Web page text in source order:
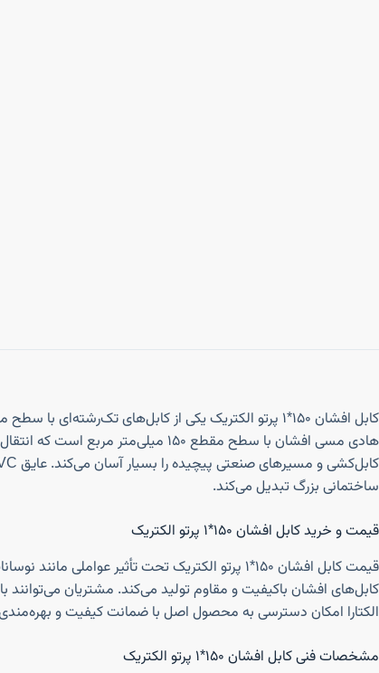
کابل افشان ۱۵۰*۱ پرتو الکتریک یکی از کابل‌های
هادی مسی افشان با سطح مقطع
ساختمانی بزرگ تبدیل می‌کند.
قیمت و خرید کابل افشان ۱۵۰*۱ پرتو الکتریک
قیمت کابل افشان ۱۵۰*۱ پرتو الکتریک تحت
کابل‌های افشان باکیفیت و مقاوم تولید می‌کند. مشتریان می‌توانند
الکتارا امکان دسترسی به محصول اصل با ضمانت کیفیت و
مشخصات فنی کابل افشان ۱۵۰*۱ پرتو الکتریک